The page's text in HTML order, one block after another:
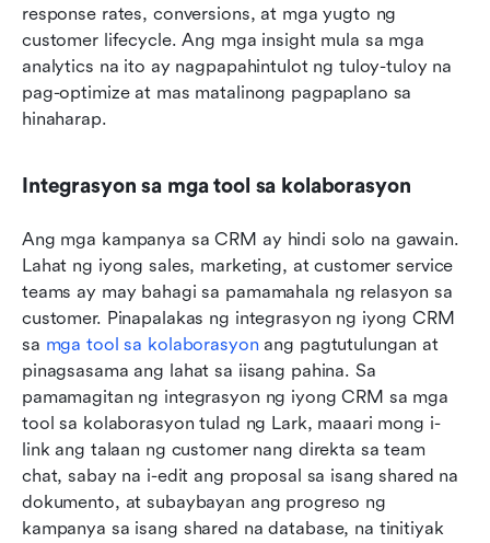
response rates, conversions, at mga yugto ng
customer lifecycle. Ang mga insight mula sa mga
analytics na ito ay nagpapahintulot ng tuloy-tuloy na
pag-optimize at mas matalinong pagpaplano sa
hinaharap.
Integrasyon sa mga tool sa kolaborasyon
Ang mga kampanya sa CRM ay hindi solo na gawain.
Lahat ng iyong sales, marketing, at customer service
teams ay may bahagi sa pamamahala ng relasyon sa
customer. Pinapalakas ng integrasyon ng iyong CRM
sa mga tool sa kolaborasyon ang pagtutulungan at
pinagsasama ang lahat sa iisang pahina. Sa
pamamagitan ng integrasyon ng iyong CRM sa mga
tool sa kolaborasyon tulad ng Lark, maaari mong i-
link ang talaan ng customer nang direkta sa team
chat, sabay na i-edit ang proposal sa isang shared na
dokumento, at subaybayan ang progreso ng
kampanya sa isang shared na database, na tinitiyak